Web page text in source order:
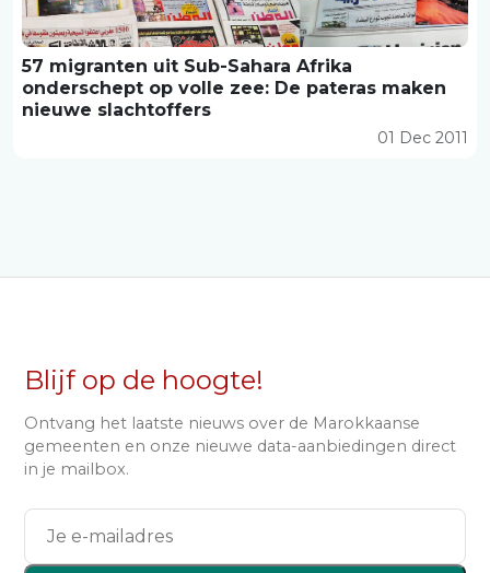
57 migranten uit Sub-Sahara Afrika
onderschept op volle zee: De pateras maken
nieuwe slachtoffers
01 Dec 2011
Blijf op de hoogte!
Ontvang het laatste nieuws over de Marokkaanse
gemeenten en onze nieuwe data-aanbiedingen direct
in je mailbox.